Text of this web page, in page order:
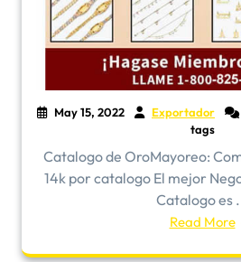
May 15, 2022 Exportador
tags
​Catalogo de OroMayoreo:
14k por catalogo El mejor
Catalogo es
Read More